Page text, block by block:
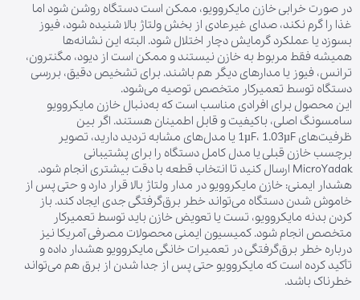
در صورت خرابی خازن مایکروویو، ممکن است دستگاه روشن شود اما
غذا را گرم نکند، صدای غیرعادی از بخش ولتاژ بالا شنیده شود، فیوز
بسوزد یا عملکرد گرمایش دچار اختلال شود. البته این نشانه‌ها
همیشه فقط مربوط به خازن نیستند و ممکن است از دیود، مگنترون،
ترانس، فیوز یا مدارهای دیگر هم باشند. برای تشخیص دقیق، بررسی
دستگاه توسط تعمیرکار متخصص توصیه می‌شود.
این محصول برای افرادی مناسب است که به‌دنبال خازن مایکروویو
سامسونگ اصلی، باکیفیت و قابل اطمینان هستند. اگر بین
ظرفیت‌های 1µF، 1.03µF یا مدل‌های مشابه تردید دارید، تصویر
برچسب خازن قبلی یا مدل کامل دستگاه را برای پشتیبانی
MicroYadak ارسال کنید تا انتخاب قطعه با دقت بیشتری انجام شود.
هشدار ایمنی: خازن مایکروویو در مدار ولتاژ بالا قرار دارد و حتی پس از
خاموش شدن دستگاه می‌تواند خطر برق‌گرفتگی جدی ایجاد کند. باز
کردن بدنه مایکروویو، تست یا تعویض خازن باید توسط تعمیرکار
متخصص انجام شود. کمیسیون ایمنی محصولات مصرفی آمریکا نیز
درباره خطر برق‌گرفتگی در تعمیرات خانگی مایکروویو هشدار داده و
تأکید کرده است که مایکروویو حتی پس از جدا شدن از برق هم می‌تواند
خطرناک باشد.